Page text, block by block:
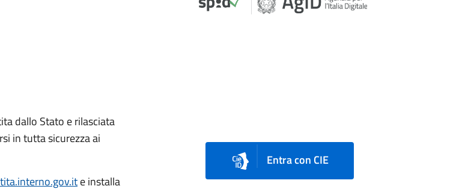
dallo Stato e rilasciata
in tutta sicurezza ai
e installa
Entra con CIE